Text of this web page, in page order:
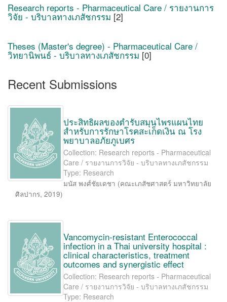
Research reports - Pharmaceutical Care / รายงานการ
วิจัย - บริบาลทางเภสัชกรรม [2]
Theses (Master's degree) - Pharmaceutical Care /
วิทยานิพนธ์ - บริบาลทางเภสัชกรรม [0]
Recent Submissions
ประสิทธิผลของตำรับสมุนไพรแผนไทย
สำหรับการรักษาโรคสะเก็ดเงิน ณ โรง
พยาบาลอภัยภูเบศร
Collection: Research reports - Pharmaceutical
Care / รายงานการวิจัย - บริบาลทางเภสัชกรรม
Type: Research
มนัส พงศ์ชัยเดชา (คณะเภสัชศาสตร์ มหาวิทยาลัย
ศิลปากร, 2019)
Vancomycin-resistant Enterococcal
infection in a Thai university hospital :
clinical characteristics, treatment
outcomes and synergistic effect
Collection: Research reports - Pharmaceutical
Care / รายงานการวิจัย - บริบาลทางเภสัชกรรม
Type: Research